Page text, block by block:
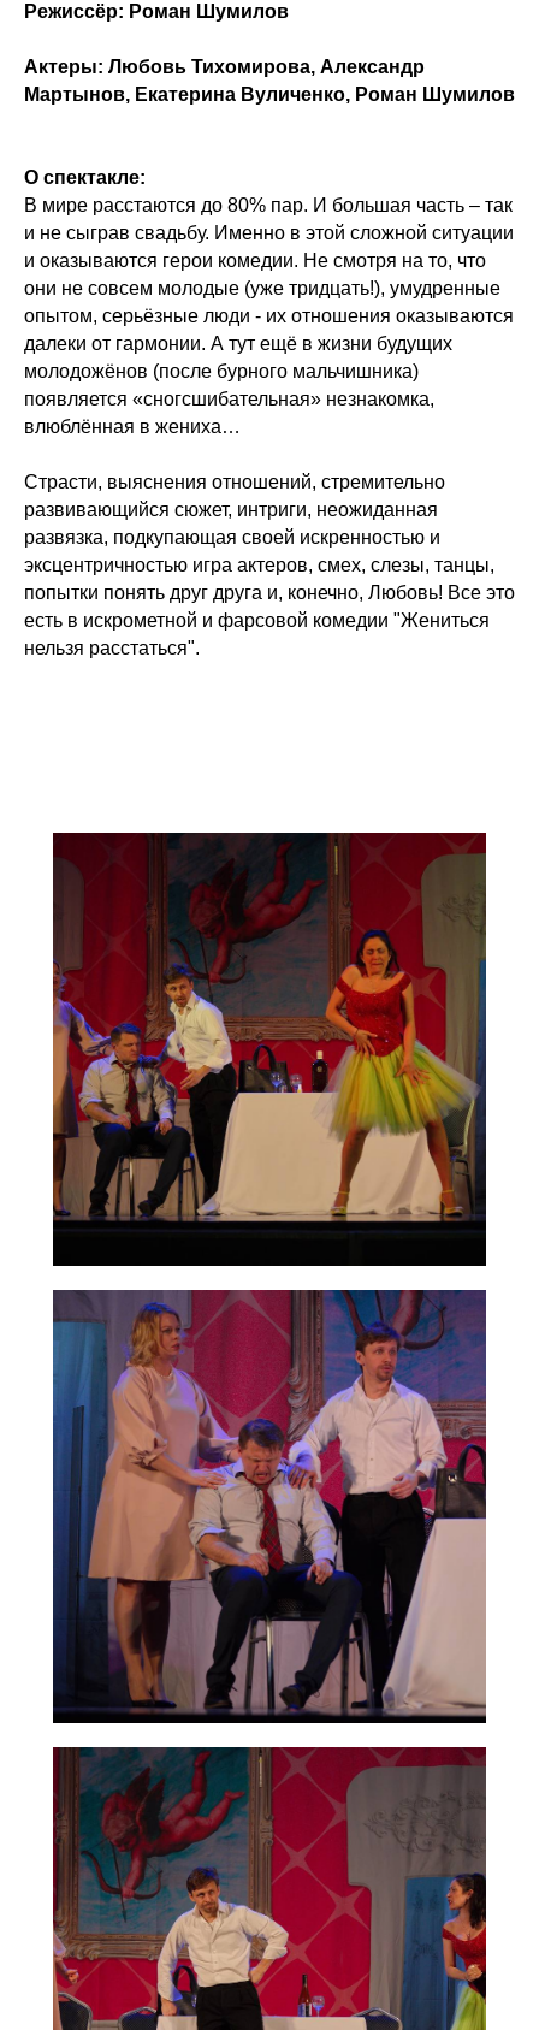
Режиссёр: Роман Шумилов
Актеры: Любовь Тихомирова, Александр
Мартынов, Екатерина Вуличенко, Роман Шумилов
О спектакле:
В мире расстаются до 80% пар. И большая часть – так
и не сыграв свадьбу. Именно в этой сложной ситуации
и оказываются герои комедии. Не смотря на то, что
они не совсем молодые (уже тридцать!), умудренные
опытом, серьёзные люди - их отношения оказываются
далеки от гармонии. А тут ещё в жизни будущих
молодожёнов (после бурного мальчишника)
появляется «сногсшибательная» незнакомка,
влюблённая в жениха…
Страсти, выяснения отношений, стремительно
развивающийся сюжет, интриги, неожиданная
развязка, подкупающая своей искренностью и
эксцентричностью игра актеров, смех, слезы, танцы,
попытки понять друг друга и, конечно, Любовь! Все это
есть в искрометной и фарсовой комедии "Жениться
нельзя расстаться".